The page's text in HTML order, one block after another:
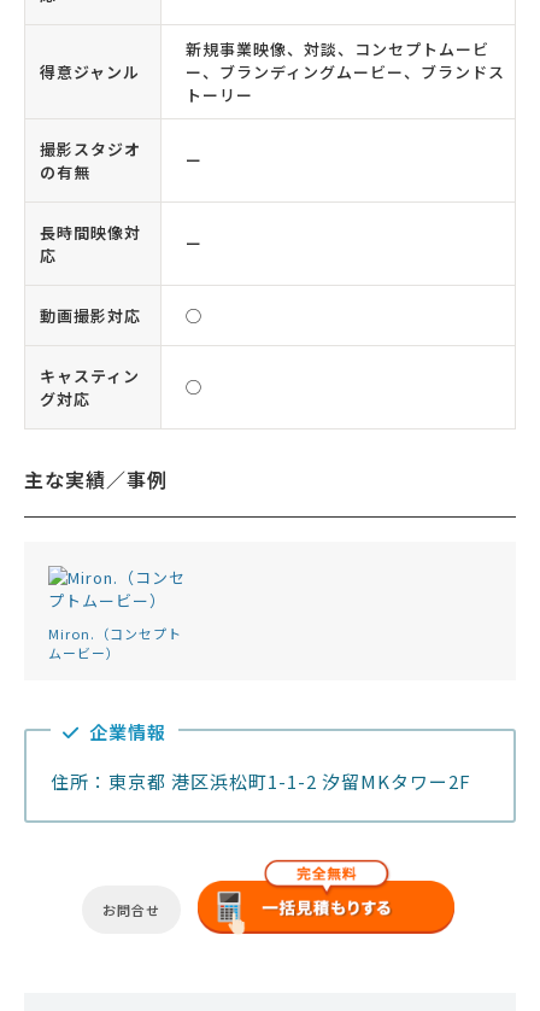
得意ジャンル
新規事業映像、対談、コンセプトムービ
ー、ブランディングムービー、ブランドス
トーリー
撮影スタジオ
の有無
ー
長時間映像対
応
ー
動画撮影対応 ◯
キャスティン
グ対応
◯
主な実績／事例
Miron.（コンセプト
ムービー）
企業情報
住所：東京都 港区浜松町1-1-2 汐留MKタワー2F
お問合せ